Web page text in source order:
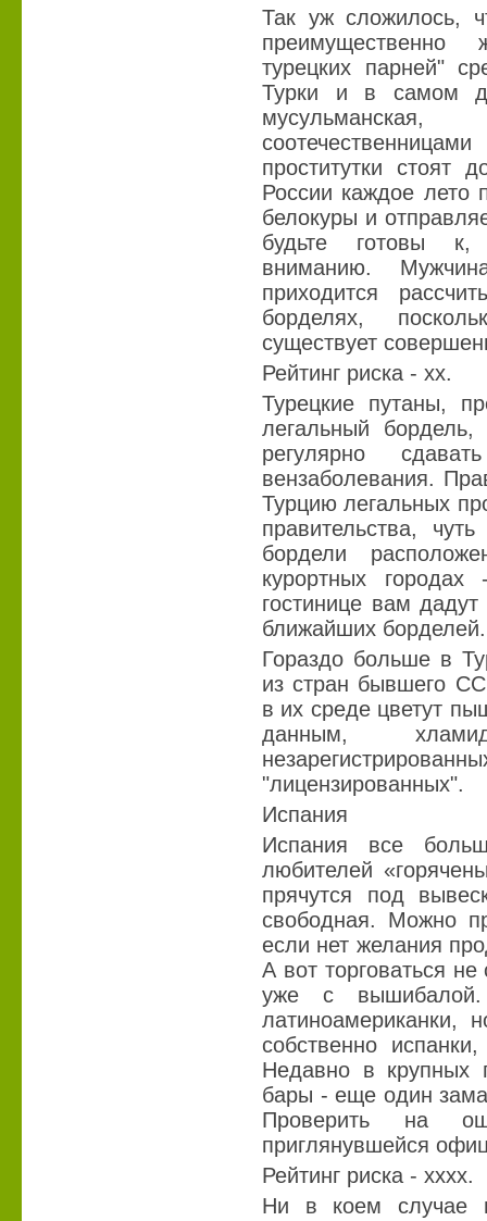
Так уж сложилось,
преимущественно
турецких парней"
Турки и в самом
проститутки стоят
России каждое лето
белокуры и
будьте готовы
вниманию.
приходится
борделях,
существует
Рейтинг риска - хх.
Турецкие путаны,
легальный бордель,
регулярно
вензаболевания.
Турцию легальных
правительства,
бордели
курортных
гостинице вам
ближайших борделей.
Гораздо больше в
из стран бывшего
в их среде цветут
данным,
"лицензированных".
Испания
Испания все
любителей
прячутся под
свободная. Можно
если нет желания
А вот торговаться не
уже с вышибалой.
латиноамериканки,
собственно
Недавно в крупных
бары - еще один
Проверить на
приглянувшейся
Рейтинг риска - хххх.
Ни в коем случае